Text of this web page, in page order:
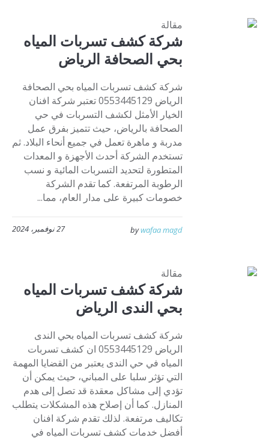
مقالة
شركة كشف تسربات المياه
بحي الصحافة الرياض
شركة كشف تسربات المياه بحي الصحافة
الرياض 0553445129 تعتبر شركة افنان
الخيار الأمثل لكشف التسربات في حي
الصحافة بالرياض، حيث تتميز بفرق عمل
مدربة و ماهرة تعمل في جميع أنحاء البلاد. ثم
تستخدم الشركة أحدث الأجهزة و المعدات
المتطورة لتحديد التسربات المائية و نسب
الرطوبة المرتفعة. كما تقدم الشركة
خصومات كبيرة على مدار العام، مما...
27 نوفمبر، 2024 bywafaa magd
مقالة
شركة كشف تسربات المياه
بحي الندى الرياض
شركة كشف تسربات المياه بحي الندى
الرياض 0553445129 ان كشف تسربات
المياه في حي الندى يعتبر من القضايا المهمة
التي تؤثر سلبا على المباني، حيث يمكن أن
تؤدي إلى مشاكل معقدة قد تصل إلى هدم
المنازل. كما أن إصلاح هذه المشكلات يتطلب
تكاليف مرتفعة. لذلك تقدم شركة افنان
أفضل خدمات كشف تسربات المياه في